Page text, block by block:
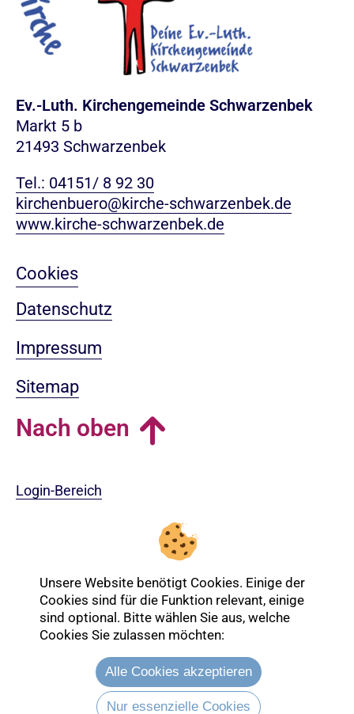
Ev.-Luth. Kirchengemeinde Schwarzenbek
Markt 5 b
21493 Schwarzenbek
Tel.: 04151/ 8 92 30
kirchenbuero@kirche-schwarzenbek.de
www.kirche-schwarzenbek.de
Cookies
Datenschutz
Impressum
Sitemap
Nach oben
Login-Bereich
Unsere Website benötigt Cookies. Einige der
Cookies sind für die Funktion relevant, einige
sind optional. Bitte wählen Sie aus, welche
Cookies Sie zulassen möchten:
Alle Cookies akzeptieren
Nur essenzielle Cookies